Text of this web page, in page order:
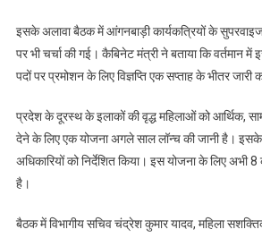
इसके अलावा बैठक में आंगनबाड़ी कार्यकत्रियों के
पर भी चर्चा की गई। कैबिनेट मंत्री ने बताया कि वर्तमान
पदों पर प्रमोशन के लिए विज्ञप्ति एक सप्ताह के भीतर जारी
प्रदेश के दूरस्थ के इलाकों की वृद्ध महिलाओं को आर्थिक,
देने के लिए एक योजना अगले साल लॉन्च की जानी है।
अधिकारियों को निर्देशित किया। इस योजना के लिए
है।
बैठक में विभागीय सचिव चंद्रेश कुमार यादव, महिला